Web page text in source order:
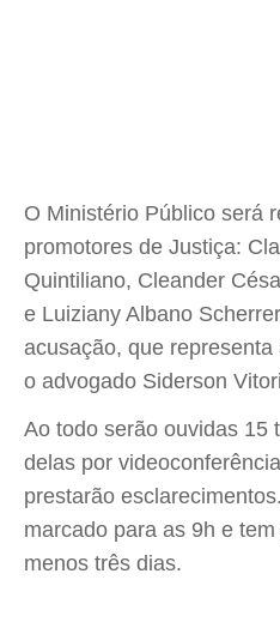
O Ministério Público será
promotores de Justiça:
Quintiliano, Cleander
e Luiziany Albano
acusação, que
o advogado Siderson
Ao todo serão ouvidas
delas por
prestarão
marcado para as 9h e
menos três dias.